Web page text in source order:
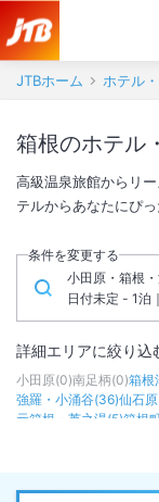
JTBホーム ホテル
箱根のホテル
高級温泉旅館からリ
テルからあなたにぴ
条件を変更する
小田原・箱根
日付未定 - 1泊
詳細エリアに絞り込
小田原(0)南足柄(0)箱根
強羅・小涌谷(36)仙石
元箱根・芦之湯(5)箱根